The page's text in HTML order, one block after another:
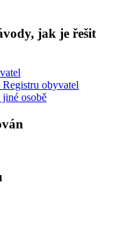
jak je řešit
obyvatel
osobě